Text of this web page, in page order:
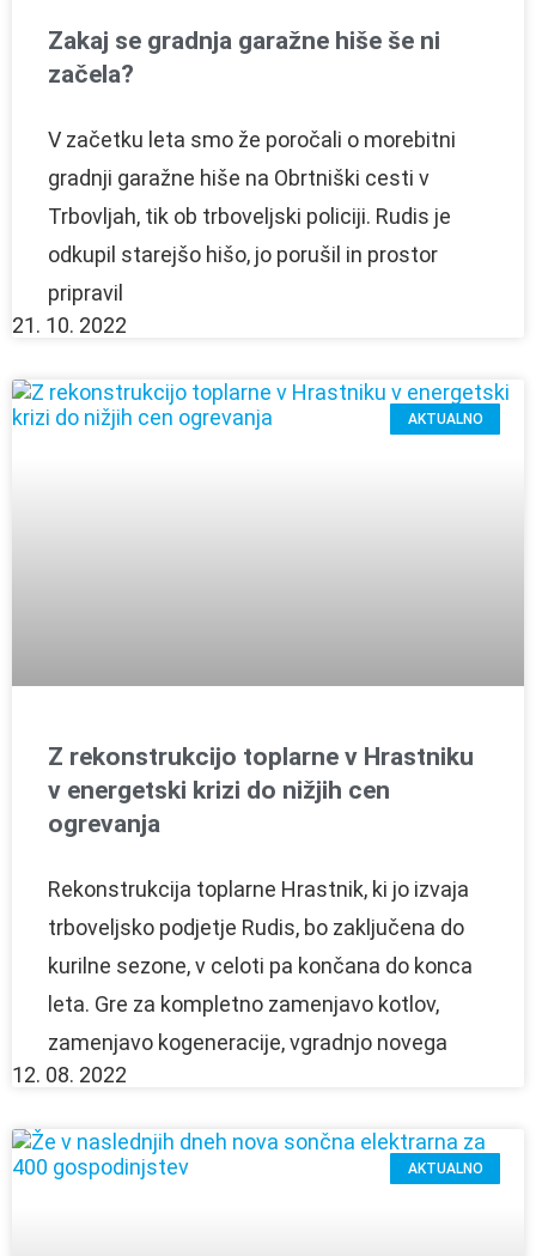
Zakaj se gradnja garažne hiše še ni
začela?
V začetku leta smo že poročali o morebitni
gradnji garažne hiše na Obrtniški cesti v
Trbovljah, tik ob trboveljski policiji. Rudis je
odkupil starejšo hišo, jo porušil in prostor
pripravil
21. 10. 2022
AKTUALNO
Z rekonstrukcijo toplarne v Hrastniku
v energetski krizi do nižjih cen
ogrevanja
Rekonstrukcija toplarne Hrastnik, ki jo izvaja
trboveljsko podjetje Rudis, bo zaključena do
kurilne sezone, v celoti pa končana do konca
leta. Gre za kompletno zamenjavo kotlov,
zamenjavo kogeneracije, vgradnjo novega
12. 08. 2022
AKTUALNO